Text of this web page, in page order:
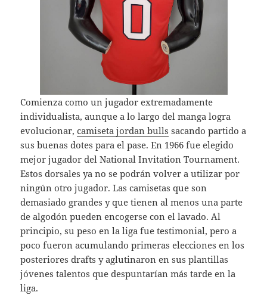
Comienza como un jugador extremadamente
individualista, aunque a lo largo del manga logra
evolucionar,camiseta jordan bulls sacando partido a
sus buenas dotes para el pase. En 1966 fue elegido
mejor jugador del National Invitation Tournament.
Estos dorsales ya no se podrán volver a utilizar por
ningún otro jugador. Las camisetas que son
demasiado grandes y que tienen al menos una parte
de algodón pueden encogerse con el lavado. Al
principio, su peso en la liga fue testimonial, pero a
poco fueron acumulando primeras elecciones en los
posteriores drafts y aglutinaron en sus plantillas
jóvenes talentos que despuntarían más tarde en la
liga.